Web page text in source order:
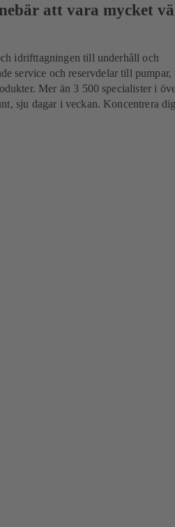
att vara mycket
idrifttagningen till underhåll och
service och reservdelar till
Mer än 3 500 specialister i
sju dagar i veckan. Koncentrera